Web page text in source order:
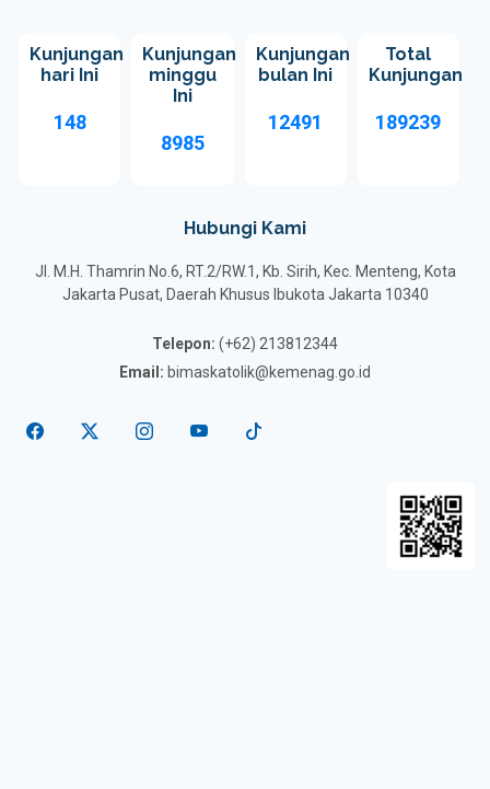
Kunjungan
hari Ini
148
Kunjungan
minggu
Ini
8985
Kunjungan
bulan Ini
12491
Total
Kunjungan
189239
Hubungi Kami
Jl. M.H. Thamrin No.6, RT.2/RW.1, Kb. Sirih, Kec. Menteng, Kota
Jakarta Pusat, Daerah Khusus Ibukota Jakarta 10340
Telepon: (+62) 213812344
Email: bimaskatolik@kemenag.go.id